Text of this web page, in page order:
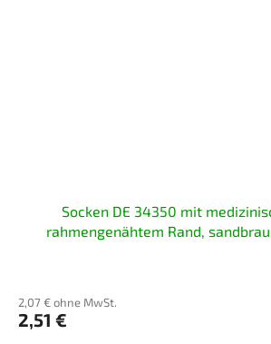
Socken DE 34350 mit
rahmengenähtem Rand,
2,07 € ohne MwSt.
2,51 €